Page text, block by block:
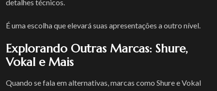
detalhes técnicos.
É uma escolha que elevará suas apresentações a outro nível.
Explorando Outras Marcas: Shure,
Vokal e Mais
Quando se fala em alternativas, marcas como Shure e Vokal